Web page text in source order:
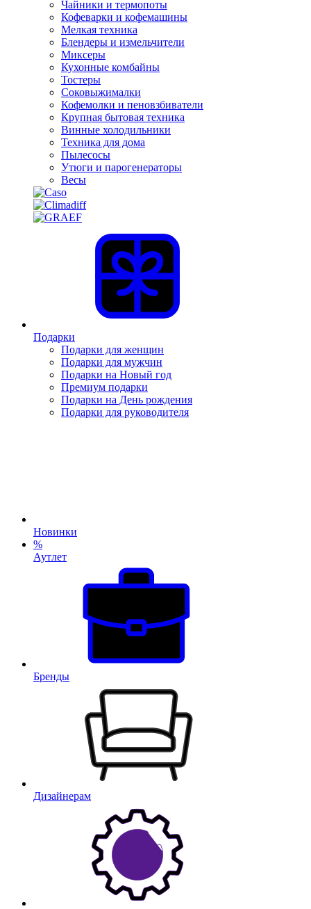
Чайники и термопоты
Кофеварки и кофемашины
Мелкая техника
Блендеры и измельчители
Миксеры
Кухонные комбайны
Тостеры
Соковыжималки
Кофемолки и пеновзбиватели
Крупная бытовая техника
Винные холодильники
Техника для дома
Пылесосы
Утюги и парогенераторы
Весы
Подарки
Подарки для женщин
Подарки для мужчин
Подарки на Новый год
Премиум подарки
Подарки на День рождения
Подарки для руководителя
Новинки
%
Аутлет
Бренды
Дизайнерам